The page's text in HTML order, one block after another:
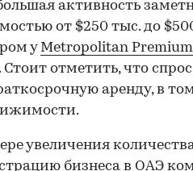
активность
от $250 тыс. до
у Metropolitan
Стоит отметить, что
аренду, в
увеличения
бизнеса в ОАЭ